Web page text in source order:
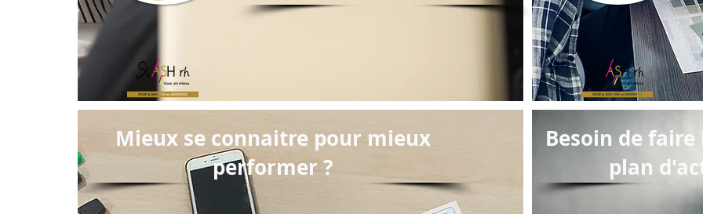
Mieux se connaitre pour mieux
performer ?
Besoin de
plan